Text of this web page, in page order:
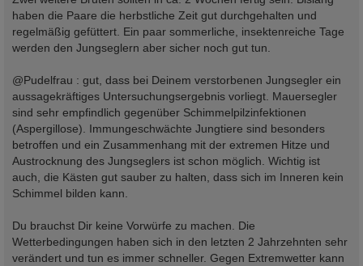
haben die Paare die herbstliche Zeit gut durchgehalten und
regelmäßig gefüttert. Ein paar sommerliche, insektenreiche Tage
werden den Jungseglern aber sicher noch gut tun.
@Pudelfrau : gut, dass bei Deinem verstorbenen Jungsegler ein
aussagekräftiges Untersuchungsergebnis vorliegt. Mauersegler
sind sehr empfindlich gegenüber Schimmelpilzinfektionen
(Aspergillose). Immungeschwächte Jungtiere sind besonders
betroffen und ein Zusammenhang mit der extremen Hitze und
Austrocknung des Jungseglers ist schon möglich. Wichtig ist
auch, die Kästen gut sauber zu halten, dass sich im Inneren kein
Schimmel bilden kann.
Du brauchst Dir keine Vorwürfe zu machen. Die
Wetterbedingungen haben sich in den letzten 2 Jahrzehnten sehr
verändert und tun es immer schneller. Gegen Extremwetter kann